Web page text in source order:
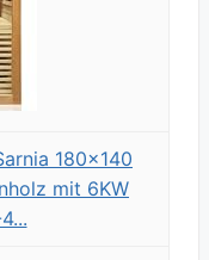
180x140
mit 6KW